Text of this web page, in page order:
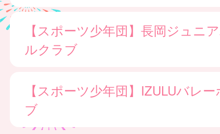
【スポーツ少年団】長岡ジュニ
ルクラブ
【スポーツ少年団】IZULUバレ
ブ